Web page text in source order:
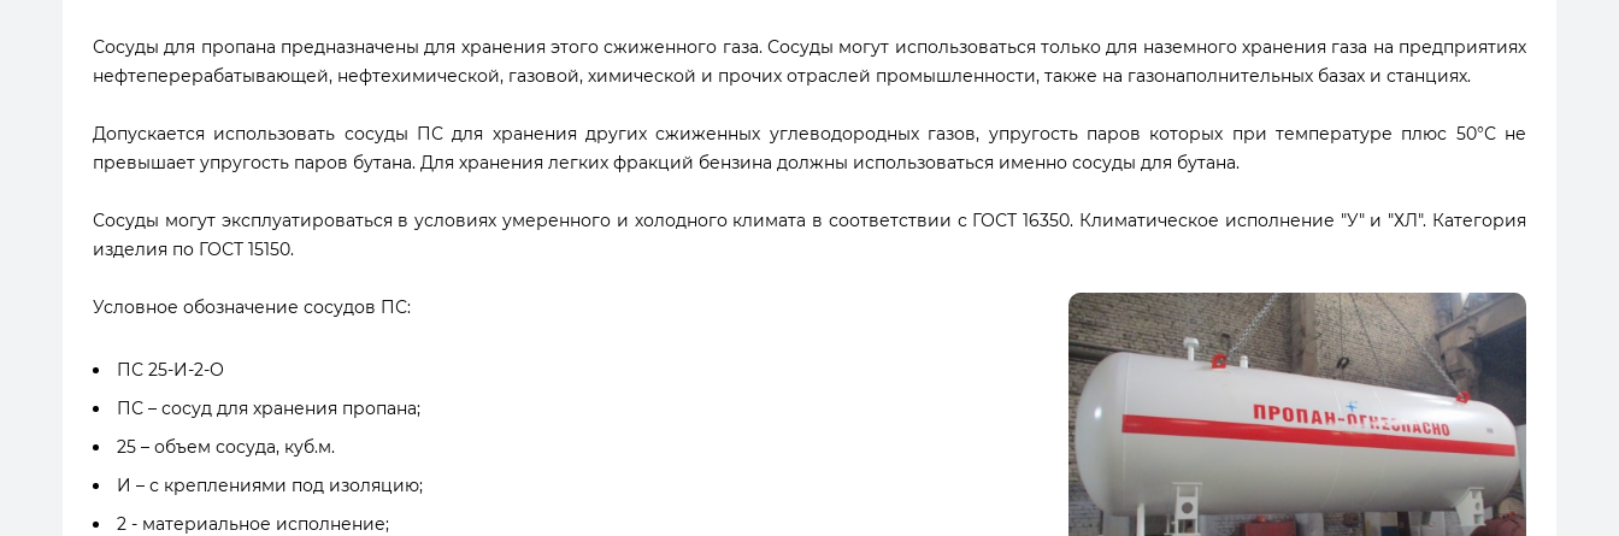
Сосуды для пропана предназначены для хранения этого сжиженного газа. Сосуды могут использоваться только для наземного хранения газа на предприятиях
нефтеперерабатывающей, нефтехимической, газовой, химической и прочих отраслей промышленности, также на газонаполнительных базах и станциях.
Допускается использовать сосуды ПС для хранения других сжиженных углеводородных газов, упругость паров которых при температуре плюс 50°С не
превышает упругость паров бутана. Для хранения легких фракций бензина должны использоваться именно сосуды для бутана.
Сосуды могут эксплуатироваться в условиях умеренного и холодного климата в соответствии с ГОСТ 16350. Климатическое исполнение "У" и "ХЛ". Категория
изделия по ГОСТ 15150.
Условное обозначение сосудов ПС:
ПС 25-И-2-О
ПС – сосуд для хранения пропана;
25 – объем сосуда, куб.м.
И – с креплениями под изоляцию;
2 - материальное исполнение;